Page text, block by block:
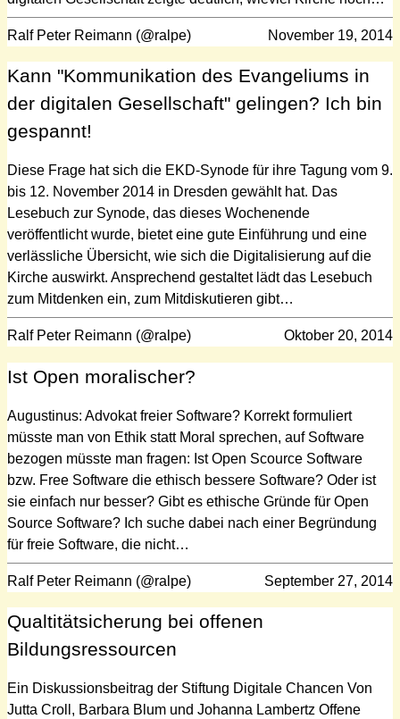
Ralf Peter Reimann (@ralpe) November 19, 2014
Kann "Kommunikation des Evangeliums in
der digitalen Gesellschaft" gelingen? Ich bin
gespannt!
Diese Frage hat sich die EKD-Synode für ihre Tagung vom 9.
bis 12. November 2014 in Dresden gewählt hat. Das
Lesebuch zur Synode, das dieses Wochenende
veröffentlicht wurde, bietet eine gute Einführung und eine
verlässliche Übersicht, wie sich die Digitalisierung auf die
Kirche auswirkt. Ansprechend gestaltet lädt das Lesebuch
zum Mitdenken ein, zum Mitdiskutieren gibt…
Ralf Peter Reimann (@ralpe) Oktober 20, 2014
Ist Open moralischer?
Augustinus: Advokat freier Software? Korrekt formuliert
müsste man von Ethik statt Moral sprechen, auf Software
bezogen müsste man fragen: Ist Open Scource Software
bzw. Free Software die ethisch bessere Software? Oder ist
sie einfach nur besser? Gibt es ethische Gründe für Open
Source Software? Ich suche dabei nach einer Begründung
für freie Software, die nicht…
Ralf Peter Reimann (@ralpe) September 27, 2014
Qualtitätsicherung bei offenen
Bildungsressourcen
Ein Diskussionsbeitrag der Stiftung Digitale Chancen Von
Jutta Croll, Barbara Blum und Johanna Lambertz Offene